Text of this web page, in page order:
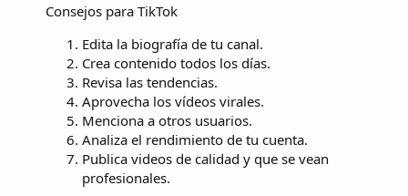
Consejos para TikTok
Edita la biografía de tu canal.
Crea contenido todos los días.
Revisa las tendencias.
Aprovecha los vídeos virales.
Menciona a otros usuarios.
Analiza el rendimiento de tu cuenta.
Publica videos de calidad y que se vean
profesionales.